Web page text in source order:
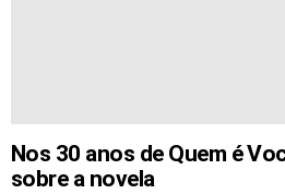
Nos 30 anos de Quem é
sobre a novela